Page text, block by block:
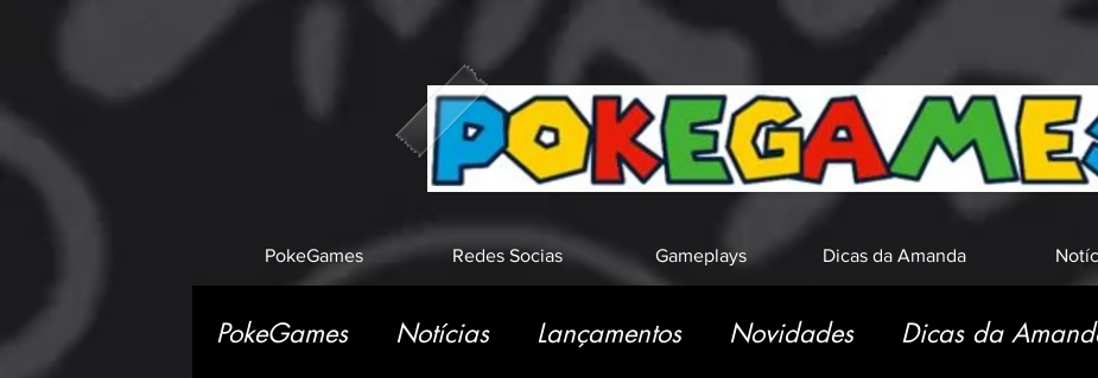
PokeGames Redes Socias Gameplays Dicas da Amanda
PokeGames Notícias Lançamentos Novidades Dicas da